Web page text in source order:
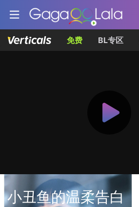
免费 BL专区
小丑鱼的温柔告白